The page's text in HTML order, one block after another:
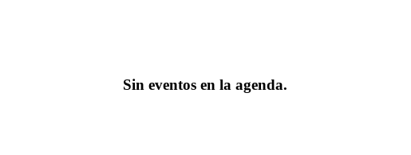
Sin eventos en la agenda.